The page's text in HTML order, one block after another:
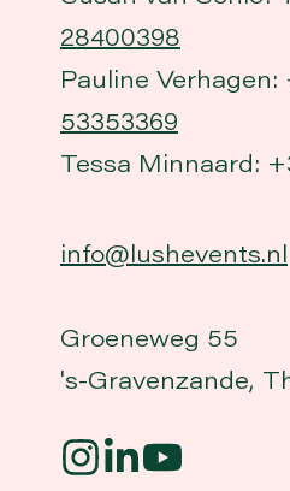
28400398
Pauline Verhagen:
53353369
Tessa Minnaard:
info@lushevents.nl
Groeneweg 55
's-Gravenzande,